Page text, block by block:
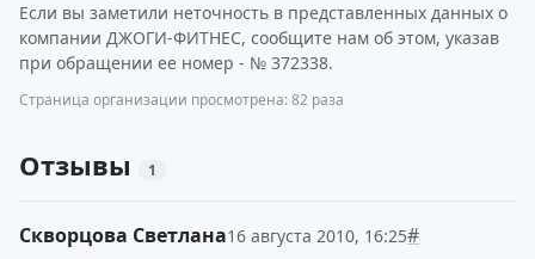
Если вы заметили неточность в представленных данных о
компании ДЖОГИ-ФИТНЕС, сообщите нам об этом, указав
при обращении ее номер - № 372338.
Страница организации просмотрена: 82 раза
Отзывы 1
Скворцова Светлана16 августа 2010, 16:25#